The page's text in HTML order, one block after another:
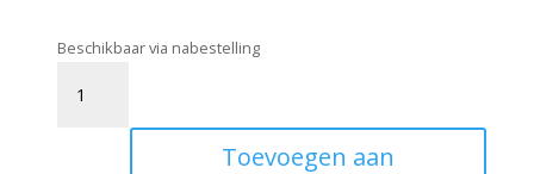
Beschikbaar via nabestelling
Toevoegen aan